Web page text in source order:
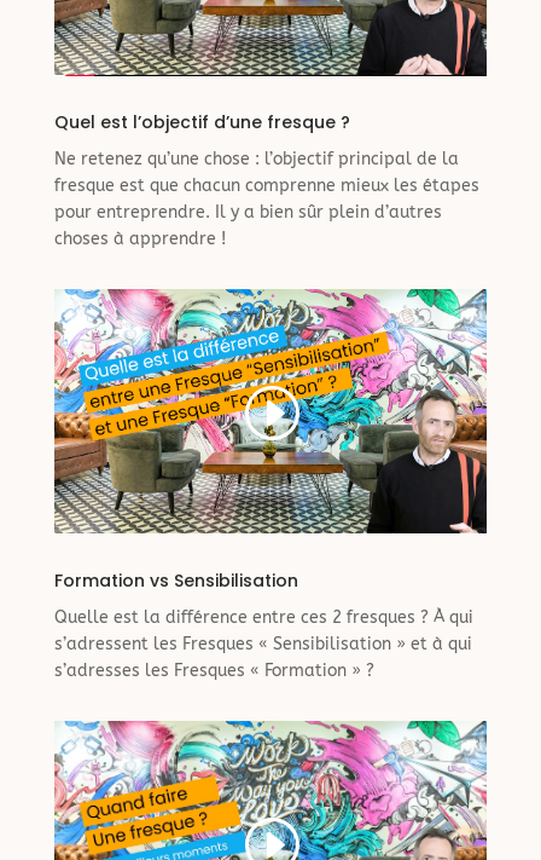
Quel est l’objectif d’une fresque ?
Ne retenez qu’une chose : l’objectif principal de la
fresque est que chacun comprenne mieux les étapes
pour entreprendre. Il y a bien sûr plein d’autres
choses à apprendre !
Formation vs Sensibilisation
Quelle est la différence entre ces 2 fresques ? À qui
s’adressent les Fresques « Sensibilisation » et à qui
s’adresses les Fresques « Formation » ?